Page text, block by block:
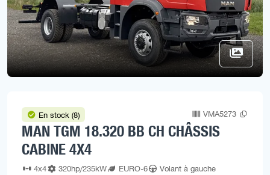
En stock (8) VMA5273
MAN TGM 18.320 BB CH CHÂSSIS
CABINE 4X4
4x4 320hp/235kW EURO-6 Volant à gauche